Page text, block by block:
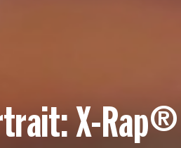
X-